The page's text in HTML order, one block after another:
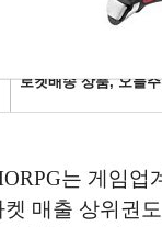
는 게임업
켓 매출 상위권